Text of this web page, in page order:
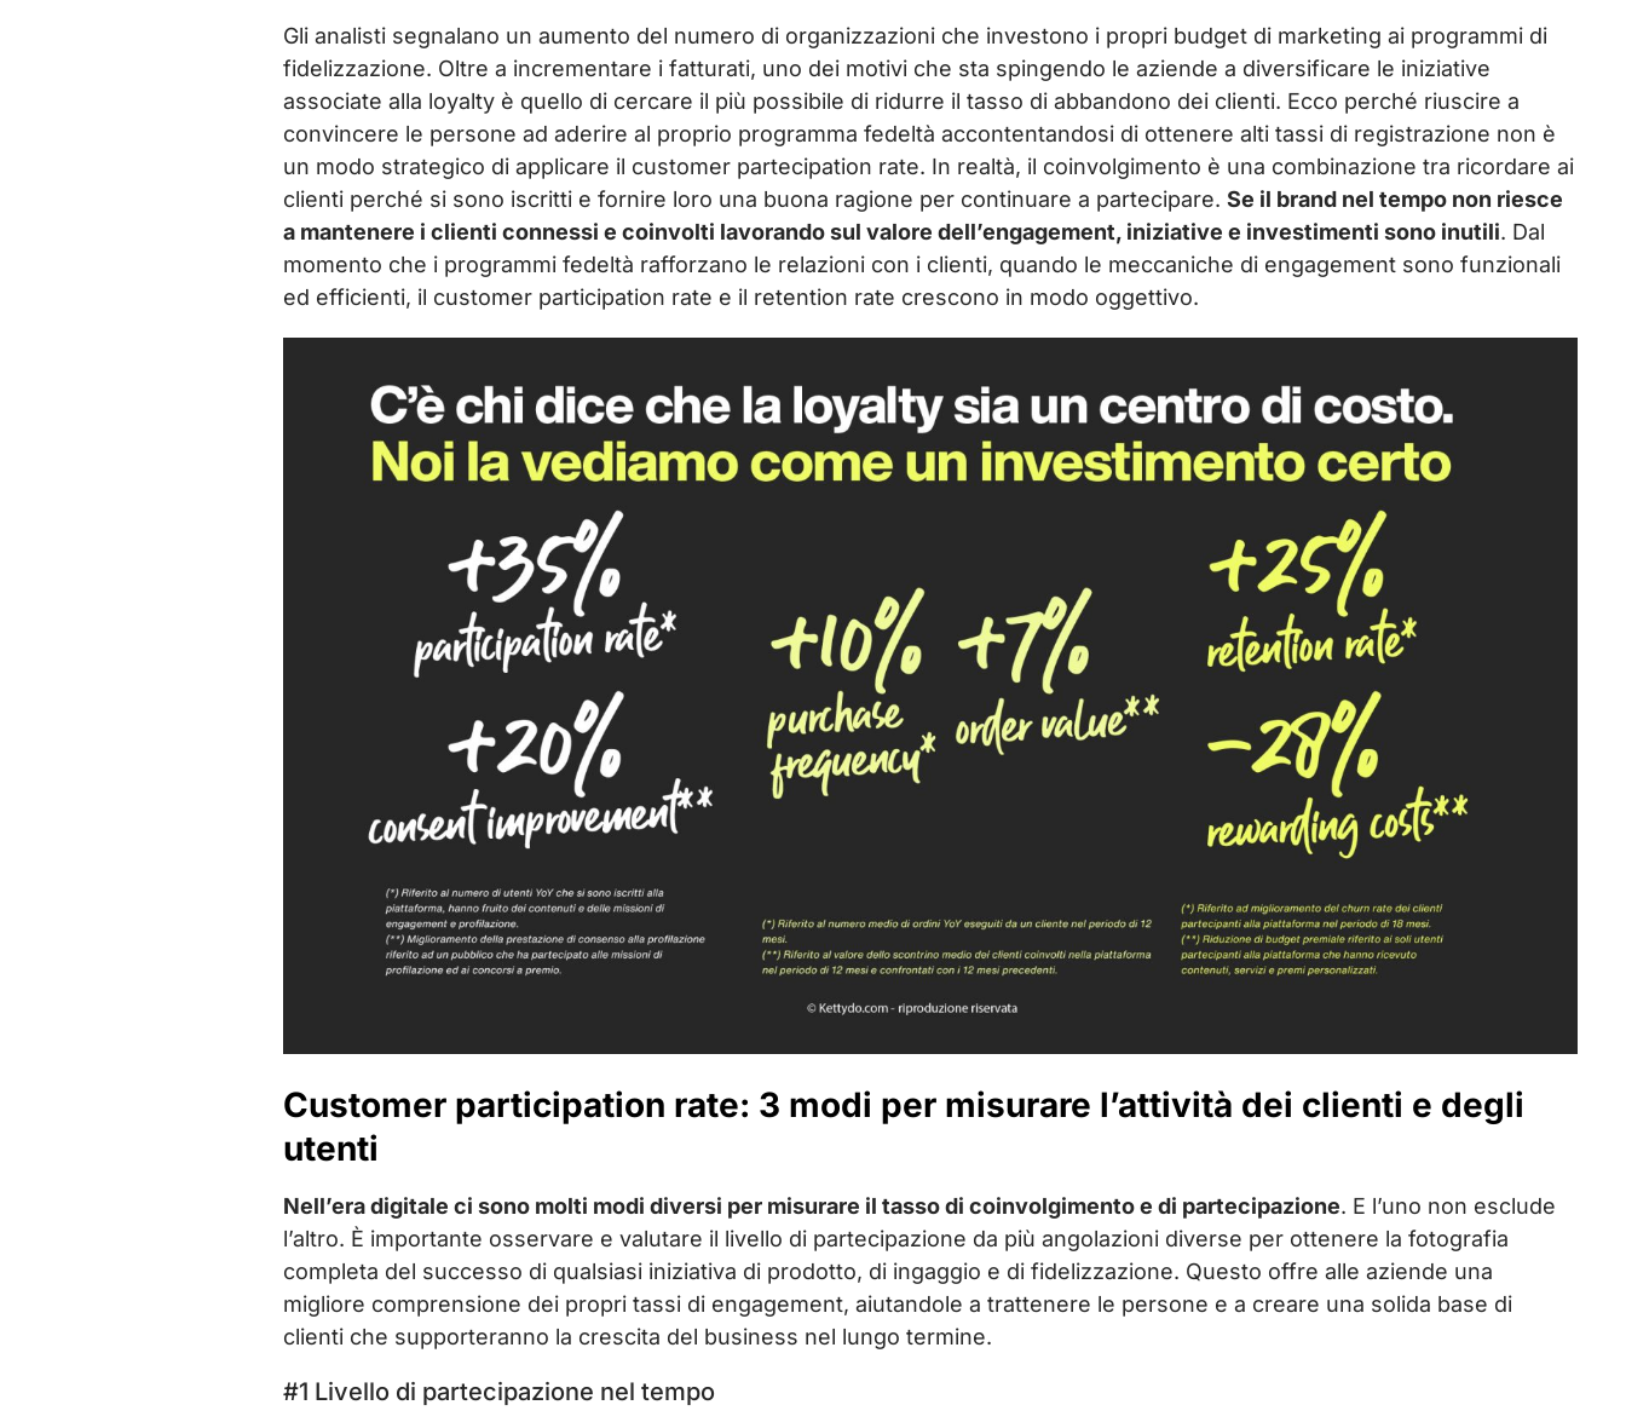
Gli analisti segnalano un aumento del numero di organizzazioni che investono i propri budget di marketing ai programmi di
fidelizzazione. Oltre a incrementare i fatturati, uno dei motivi che sta spingendo le aziende a diversificare le iniziative
associate alla loyalty è quello di cercare il più possibile di ridurre il tasso di abbandono dei clienti. Ecco perché riuscire a
convincere le persone ad aderire al proprio programma fedeltà accontentandosi di ottenere alti tassi di registrazione non è
un modo strategico di applicare il customer partecipation rate. In realtà, il coinvolgimento è una combinazione tra ricordare ai
clienti perché si sono iscritti e fornire loro una buona ragione per continuare a partecipare.Se il brand nel tempo non riesce
a mantenere i clienti connessi e coinvolti lavorando sul valore dell’engagement, iniziative e investimenti sono inutili. Dal
momento che i programmi fedeltà rafforzano le relazioni con i clienti, quando le meccaniche di engagement sono funzionali
ed efficienti, il customer participation rate e il retention rate crescono in modo oggettivo.
Customer participation rate: 3 modi per misurare l’attività dei clienti e degli
utenti
Nell’era digitale ci sono molti modi diversi per misurare il tasso di coinvolgimento e di partecipazione. E l’uno non esclude
l’altro. È importante osservare e valutare il livello di partecipazione da più angolazioni diverse per ottenere la fotografia
completa del successo di qualsiasi iniziativa di prodotto, di ingaggio e di fidelizzazione. Questo offre alle aziende una
migliore comprensione dei propri tassi di engagement, aiutandole a trattenere le persone e a creare una solida base di
clienti che supporteranno la crescita del business nel lungo termine.
#1 Livello di partecipazione nel tempo